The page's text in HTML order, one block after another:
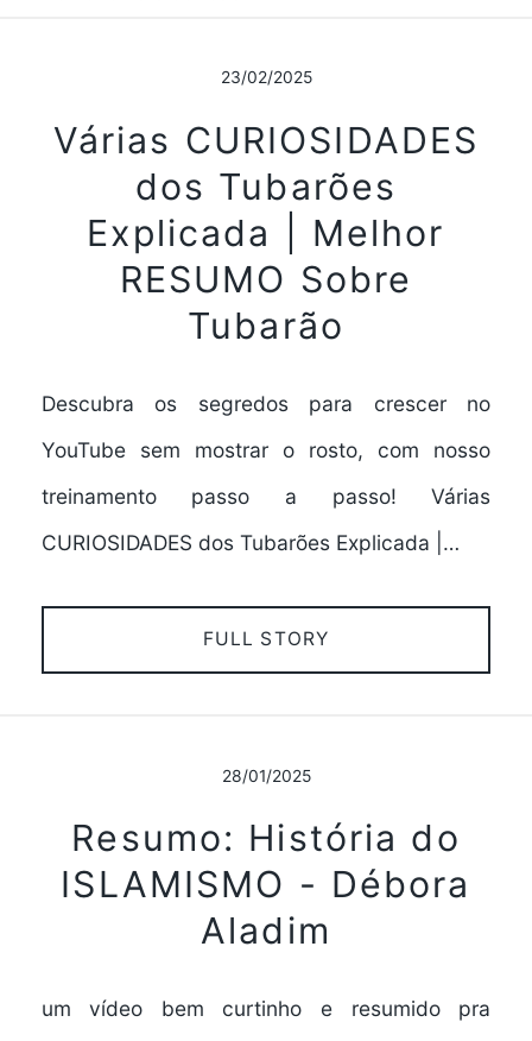
23/02/2025
Várias CURIOSIDADES
dos Tubarões
Explicada | Melhor
RESUMO Sobre
Tubarão
Descubra os segredos para crescer no
YouTube sem mostrar o rosto, com nosso
treinamento passo a passo! Várias
CURIOSIDADES dos Tubarões Explicada |…
FULL STORY
28/01/2025
Resumo: História do
ISLAMISMO - Débora
Aladim
um vídeo bem curtinho e resumido pra